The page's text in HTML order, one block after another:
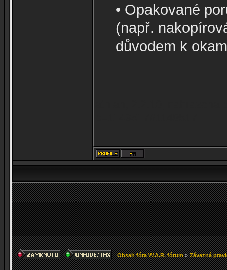
• Opakované
(např.
důvodem k
Obsah fóra W.A.R. fórum»Závazná